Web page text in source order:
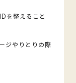
を整えること
ジやりとりの際